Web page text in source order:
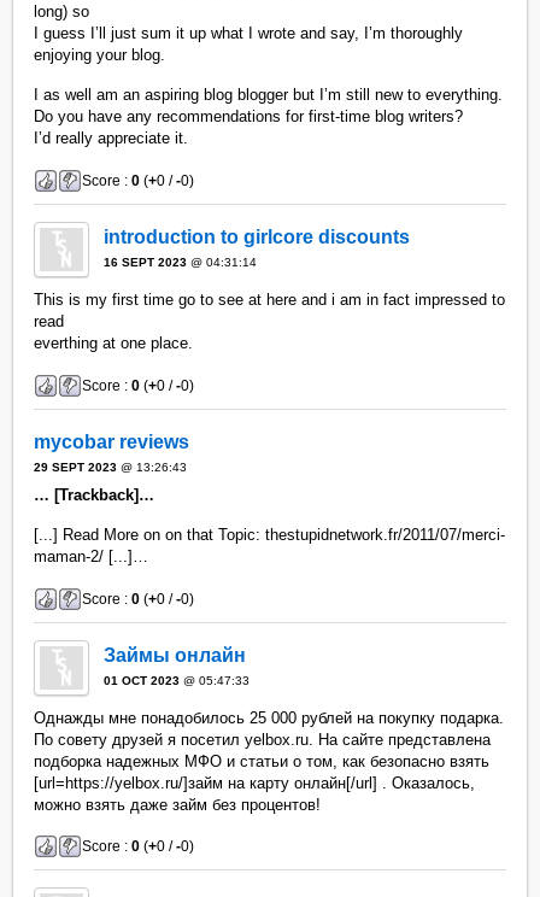
long) so
I guess I’ll just sum it up what I wrote and say, I’m thoroughly
enjoying your blog.
I as well am an aspiring blog blogger but I’m still new to everything.
Do you have any recommendations for first-time blog writers?
I’d really appreciate it.
Score :0 (+0 /-0)
introduction to girlcore discounts
16 SEPT 2023 @ 04:31:14
This is my first time go to see at here and i am in fact impressed to
read
everthing at one place.
Score :0 (+0 /-0)
mycobar reviews
29 SEPT 2023 @ 13:26:43
… [Trackback]…
[...] Read More on on that Topic: thestupidnetwork.fr/2011/07/merci-
maman-2/ [...]…
Score :0 (+0 /-0)
Займы онлайн
01 OCT 2023 @ 05:47:33
Однажды мне понадобилось 25 000 рублей на покупку подарка.
По совету друзей я посетил yelbox.ru. На сайте представлена
подборка надежных МФО и статьи о том, как безопасно взять
[url=https://yelbox.ru/]займ на карту онлайн[/url] . Оказалось,
можно взять даже займ без процентов!
Score :0 (+0 /-0)